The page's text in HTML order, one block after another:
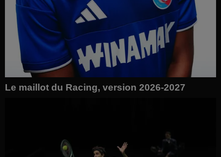
Le maillot du Racing, version 2026-2027